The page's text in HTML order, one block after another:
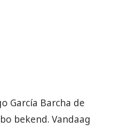
García Barcha de
bekend. Vandaag